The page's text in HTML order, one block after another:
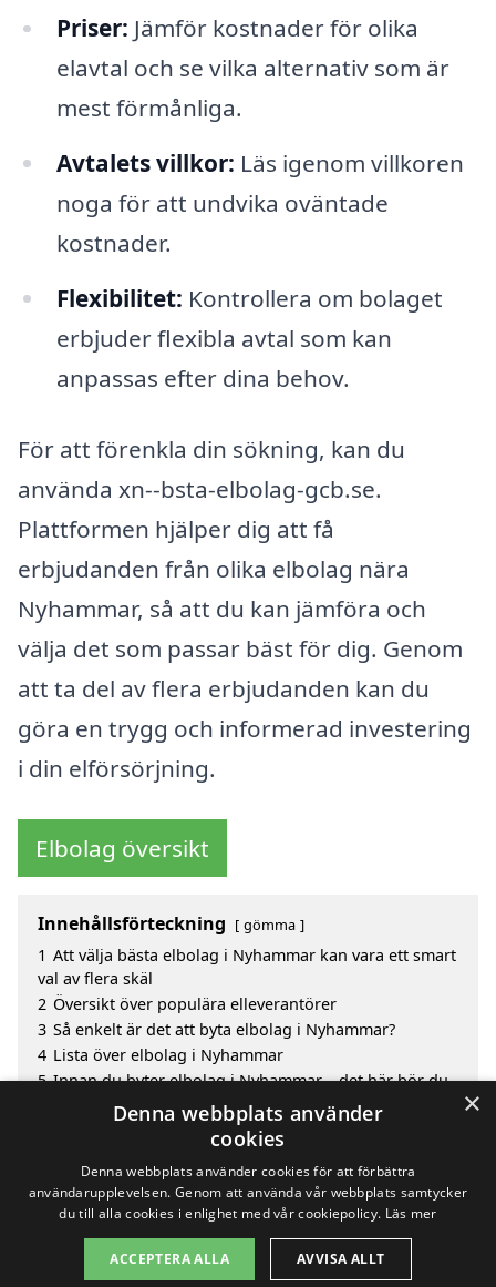
Priser: Jämför kostnader för olika
elavtal och se vilka alternativ som är
mest förmånliga.
Avtalets villkor: Läs igenom villkoren
noga för att undvika oväntade
kostnader.
Flexibilitet: Kontrollera om bolaget
erbjuder flexibla avtal som kan
anpassas efter dina behov.
För att förenkla din sökning, kan du
använda xn--bsta-elbolag-gcb.se.
Plattformen hjälper dig att få
erbjudanden från olika elbolag nära
Nyhammar, så att du kan jämföra och
välja det som passar bäst för dig. Genom
att ta del av flera erbjudanden kan du
göra en trygg och informerad investering
i din elförsörjning.
Elbolag översikt
Innehållsförteckning gömma
1 Att välja bästa elbolag i Nyhammar kan vara ett smart
val av flera skäl
2 Översikt över populära elleverantörer
3 Så enkelt är det att byta elbolag i Nyhammar?
4 Lista över elbolag i Nyhammar
5 Innan du byter elbolag i Nyhammar – det här bör du
Sök efter en skicklig bästa elbolag i de omgivande
Copyright 2026 - Pilanto Aps
×
Denna webbplats använder
cookies
Denna webbplats använder cookies för att förbättra
användarupplevelsen. Genom att använda vår webbplats samtycker
du till alla cookies i enlighet med vår cookiepolicy. Läs mer
ACCEPTERA ALLA AVVISA ALLT